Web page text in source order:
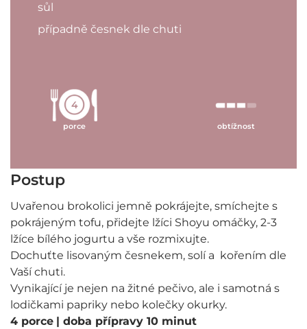
sůl
případně česnek dle chuti
4
porce obtížnost
Postup
Uvařenou brokolici jemně pokrájejte, smíchejte s
pokrájeným tofu, přidejte lžíci Shoyu omáčky, 2-3
lžíce bílého jogurtu a vše rozmixujte.
Dochuťte lisovaným česnekem, solí a kořením dle
Vaší chuti.
Vynikající je nejen na žitné pečivo, ale i samotná s
lodičkami papriky nebo kolečky okurky.
4 porce | doba přípravy 10 minut